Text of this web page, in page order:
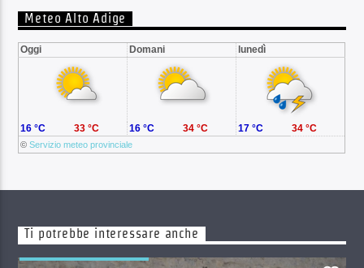
Meteo Alto Adige
Oggi Domani lunedì
©Servizio meteo provinciale
16 °C 33 °C 16 °C 34 °C 17 °C 34 °C
Ti potrebbe interessare anche